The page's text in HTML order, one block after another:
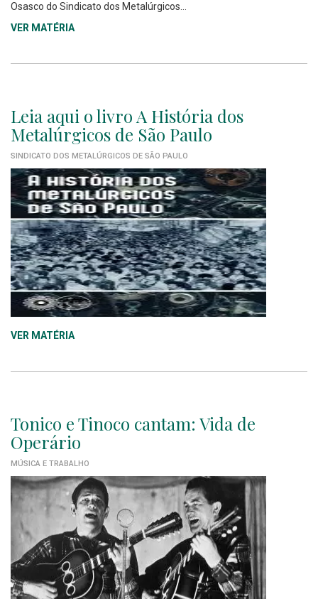
Osasco do Sindicato dos Metalúrgicos...
VER MATÉRIA
Leia aqui o livro A História dos
Metalúrgicos de São Paulo
SINDICATO DOS METALÚRGICOS DE SÃO PAULO
VER MATÉRIA
Tonico e Tinoco cantam: Vida de
Operário
MÚSICA E TRABALHO